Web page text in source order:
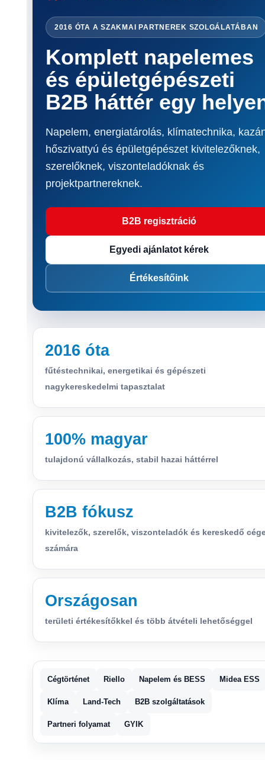
2016 ÓTA A SZAKMAI PARTNEREK SZOLGÁLATÁBAN
Komplett napelemes
és épületgépészeti
B2B háttér egy
Napelem, energiatárolás, klímatechnika,
hőszivattyú és épületgépészet kivitelezőknek,
szerelőknek, viszonteladóknak és
projektpartnereknek.
B2B regisztráció
Egyedi ajánlatot kérek
Értékesítőink
2016 óta
fűtéstechnikai, energetikai és gépészeti
nagykereskedelmi tapasztalat
100% magyar
tulajdonú vállalkozás, stabil hazai háttérrel
B2B fókusz
kivitelezők, szerelők, viszonteladók és kereskedő
számára
Országosan
területi értékesítőkkel és több átvételi lehetőséggel
Cégtörténet Riello Napelem és BESS Midea ESS
Klíma Land-Tech B2B szolgáltatások
Partneri folyamat GYIK